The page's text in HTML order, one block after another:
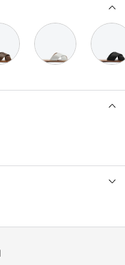
grossas na gáspea
com o nome da marca.
maior do que sua